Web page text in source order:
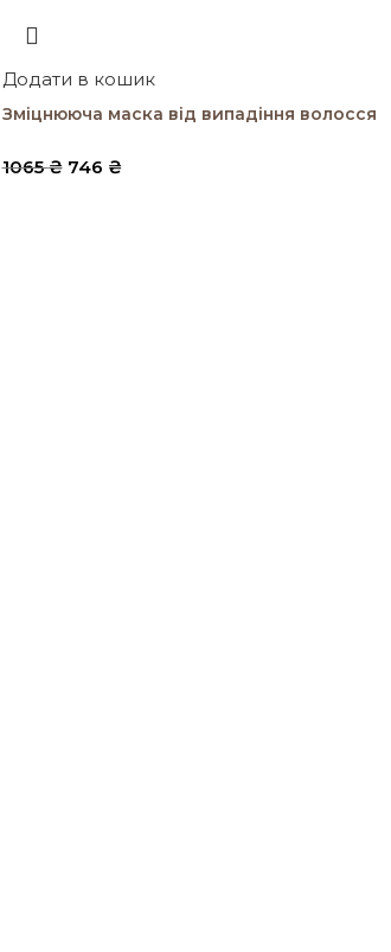
Додати в кошик
Зміцнююча маска від випадіння волосся
1065₴ 746 ₴